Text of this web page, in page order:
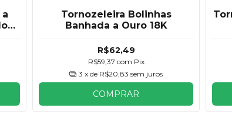
Tornozeleira Bolinhas
Banhada a Ouro 18K
R$62,49
R$59,37 com Pix
3 x de R$20,83 sem juros
COMPRAR